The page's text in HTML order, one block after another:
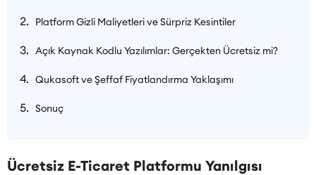
Platform Gizli Maliyetleri ve Sürpriz Kesintiler
Açık Kaynak Kodlu Yazılımlar: Gerçekten Ücretsiz mi?
Qukasoft ve Şeffaf Fiyatlandırma Yaklaşımı
Sonuç
Ücretsiz E-Ticaret Platformu Yanılgısı